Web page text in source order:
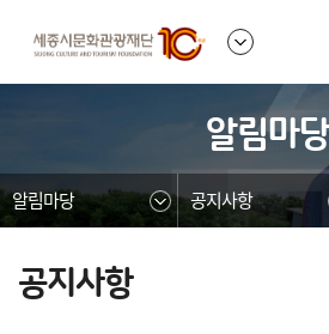
알림마당
알림마당 공지사항
공지사항